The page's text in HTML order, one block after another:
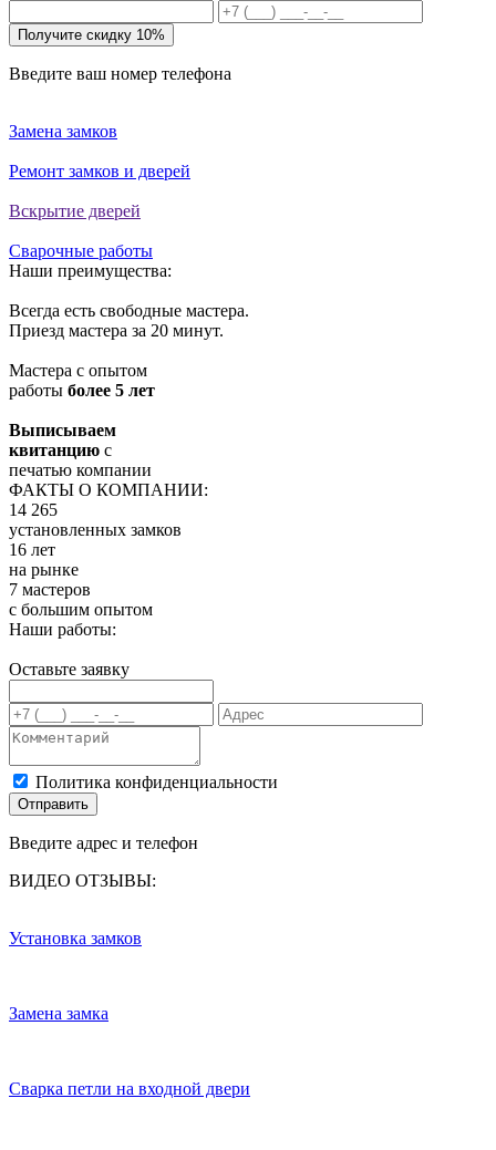
Получите скидку 10%
Введите ваш номер телефона
Замена замков
Ремонт замков и дверей
Вскрытие дверей
Сварочные работы
Наши преимущества:
Всегда есть свободные мастера.
Приезд мастера за 20 минут.
Мастера с опытом
работы более 5 лет
Выписываем
квитанцию с
печатью компании
ФАКТЫ О КОМПАНИИ:
14 265
установленных замков
16 лет
на рынке
7 мастеров
с большим опытом
Наши работы:
Оставьте заявку
Политика конфиденциальности
Отправить
Введите адрес и телефон
ВИДЕО ОТЗЫВЫ:
Установка замков
Замена замка
Сварка петли на входной двери